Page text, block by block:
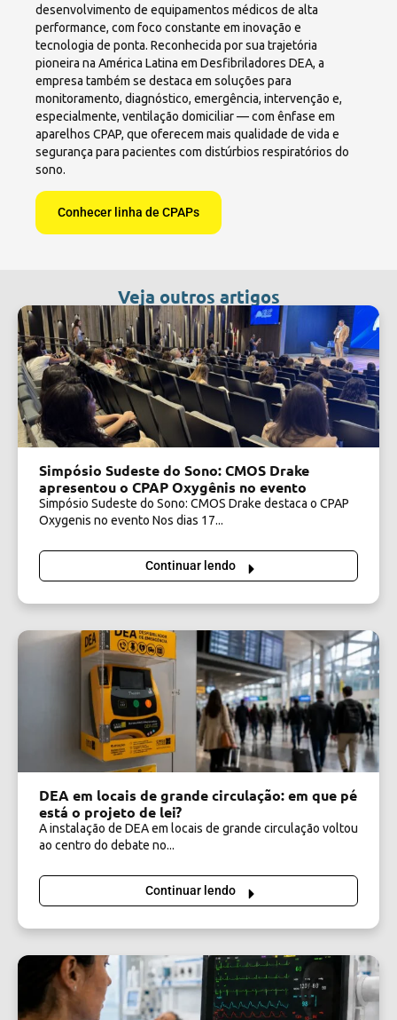
desenvolvimento de equipamentos médicos de alta
performance, com foco constante em inovação e
tecnologia de ponta. Reconhecida por sua trajetória
pioneira na América Latina em Desfibriladores DEA, a
empresa também se destaca em soluções para
monitoramento, diagnóstico, emergência, intervenção e,
especialmente, ventilação domiciliar — com ênfase em
aparelhos CPAP, que oferecem mais qualidade de vida e
segurança para pacientes com distúrbios respiratórios do
sono.
Conhecer linha de CPAPs
Veja outros artigos
Simpósio Sudeste do Sono: CMOS Drake
apresentou o CPAP Oxygênis no evento
Simpósio Sudeste do Sono: CMOS Drake destaca o CPAP
Oxygenis no evento Nos dias 17...
Continuar lendo
DEA em locais de grande circulação: em que pé
está o projeto de lei?
A instalação de DEA em locais de grande circulação voltou
ao centro do debate no...
Continuar lendo